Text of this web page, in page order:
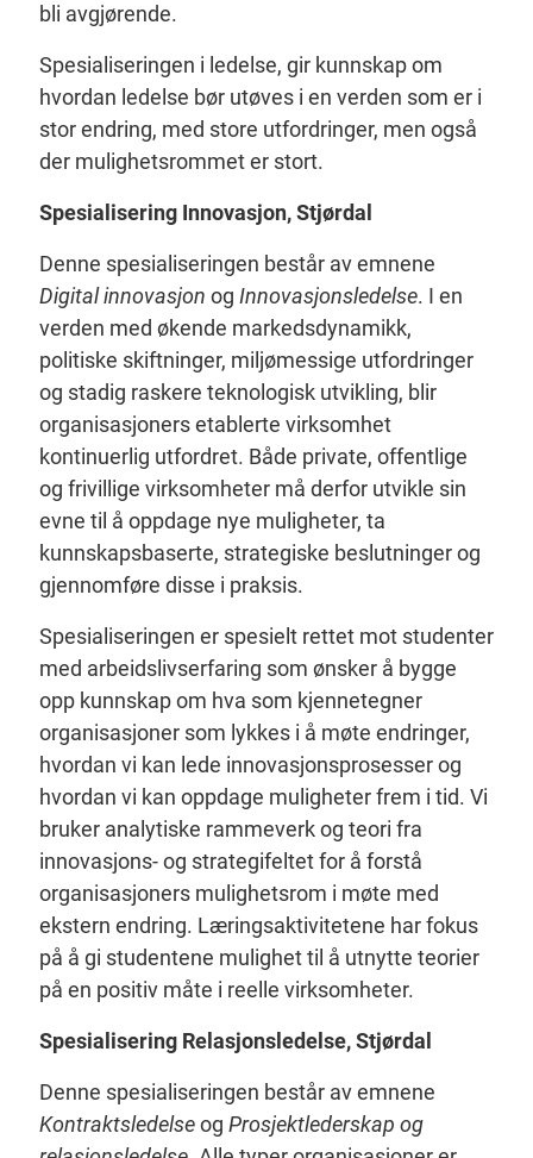
bli avgjørende.
Spesialiseringen i ledelse, gir kunnskap om
hvordan ledelse bør utøves i en verden som er i
stor endring, med store utfordringer, men også
der mulighetsrommet er stort.
Spesialisering Innovasjon, Stjørdal
Denne spesialiseringen består av emnene
Digital innovasjon og Innovasjonsledelse. I en
verden med økende markedsdynamikk,
politiske skiftninger, miljømessige utfordringer
og stadig raskere teknologisk utvikling, blir
organisasjoners etablerte virksomhet
kontinuerlig utfordret. Både private, offentlige
og frivillige virksomheter må derfor utvikle sin
evne til å oppdage nye muligheter, ta
kunnskapsbaserte, strategiske beslutninger og
gjennomføre disse i praksis.
Spesialiseringen er spesielt rettet mot studenter
med arbeidslivserfaring som ønsker å bygge
opp kunnskap om hva som kjennetegner
organisasjoner som lykkes i å møte endringer,
hvordan vi kan lede innovasjonsprosesser og
hvordan vi kan oppdage muligheter frem i tid. Vi
bruker analytiske rammeverk og teori fra
innovasjons- og strategifeltet for å forstå
organisasjoners mulighetsrom i møte med
ekstern endring. Læringsaktivitetene har fokus
på å gi studentene mulighet til å utnytte teorier
på en positiv måte i reelle virksomheter.
Spesialisering Relasjonsledelse, Stjørdal
Denne spesialiseringen består av emnene
Kontraktsledelseog Prosjektlederskap og